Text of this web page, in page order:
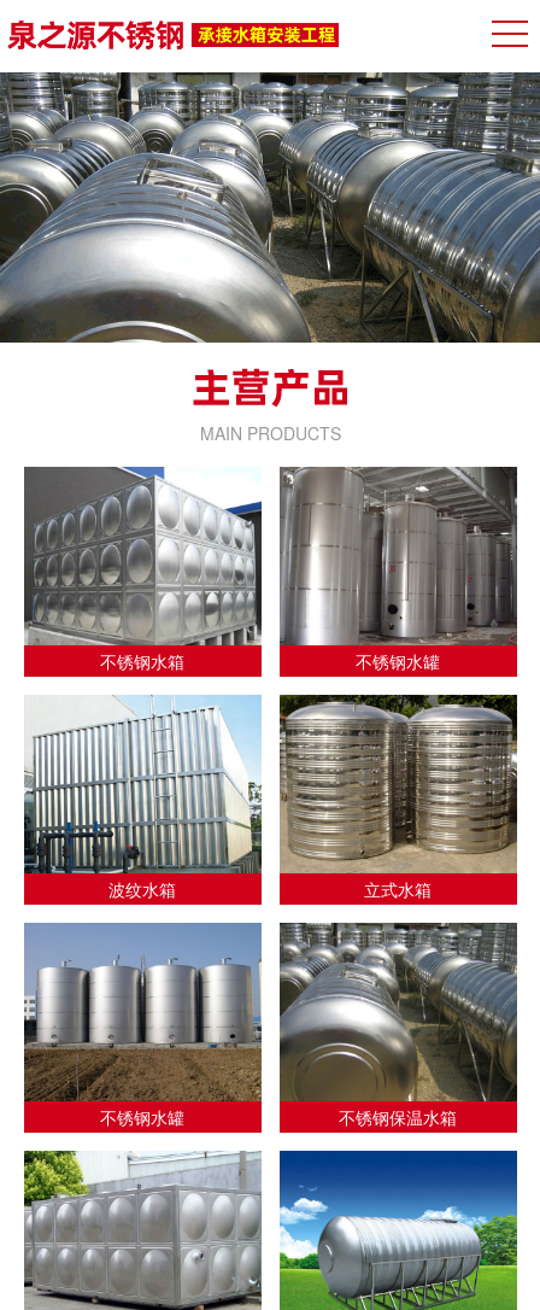
MAIN PRODUCTS
不锈钢水箱 不锈钢水罐
波纹水箱 立式水箱
不锈钢水罐 不锈钢保温水箱